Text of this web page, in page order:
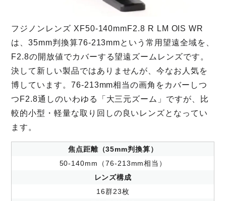
フジノンレンズ XF50-140mmF2.8 R LM OIS WR
は、35mm判換算76-213mmという常用望遠全域を、
F2.8の開放値でカバーする望遠ズームレンズです。
決して新しい製品ではありませんが、今なお人気を
博しています。76-213mm相当の画角をカバーしつ
つF2.8通しのいわゆる「大三元ズーム」ですが、比
較的小型・軽量な取り回しの良いレンズとなってい
ます。
焦点距離（35mm判換算）
50-140mm（76-213mm相当）
レンズ構成
16群23枚